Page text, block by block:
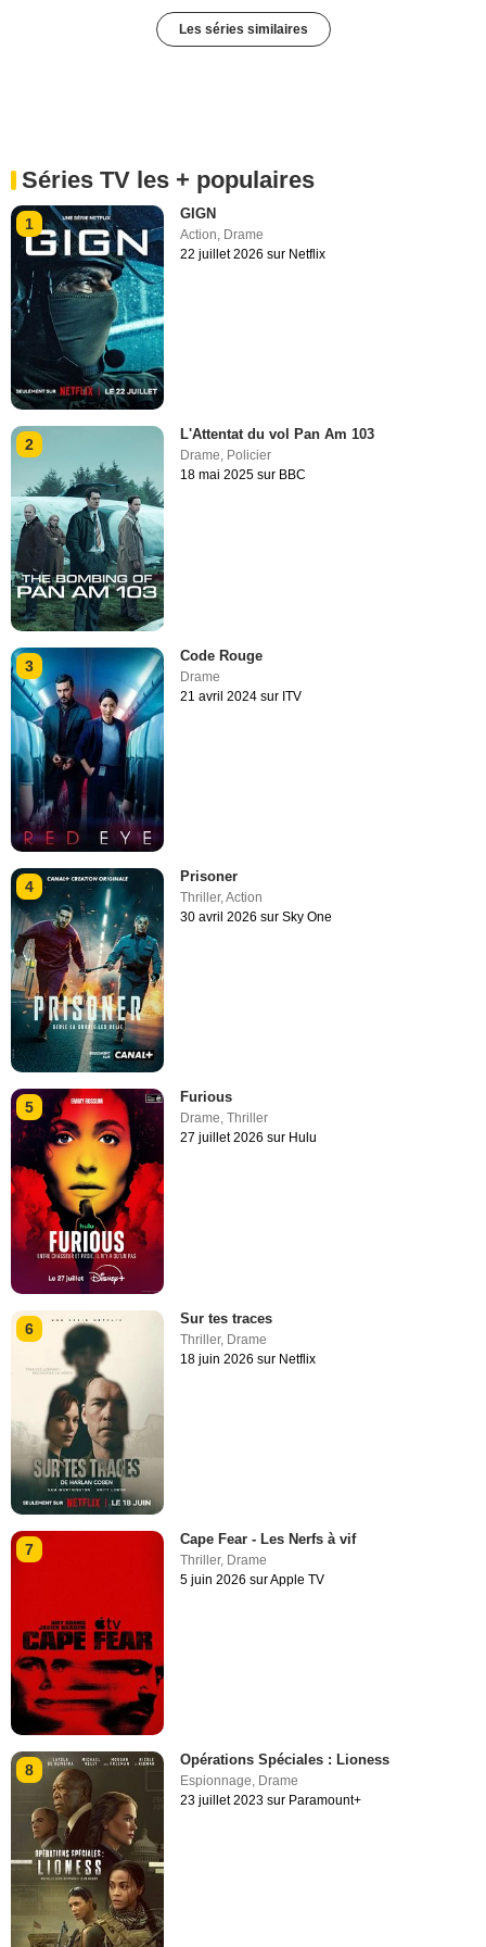
Les séries similaires
Séries TV les + populaires
1
GIGN
Action, Drame
22 juillet 2026 sur Netflix
2
L'Attentat du vol Pan Am 103
Drame, Policier
18 mai 2025 sur BBC
3
Code Rouge
Drame
21 avril 2024 sur ITV
4
Prisoner
Thriller,Action
30 avril 2026 sur Sky One
5
Furious
Drame,Thriller
27 juillet 2026 sur Hulu
6
Sur tes traces
Thriller, Drame
18 juin 2026 sur Netflix
7
Cape Fear - Les Nerfs à vif
Thriller, Drame
5 juin 2026 sur Apple TV
8
Opérations Spéciales : Lioness
Espionnage, Drame
23 juillet 2023 sur Paramount+